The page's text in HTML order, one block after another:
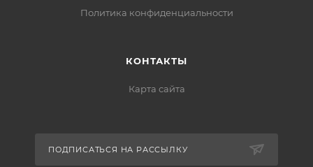
Политика конфиденциальности
КОНТАКТЫ
Карта сайта
ПОДПИСАТЬСЯ НА РАССЫЛКУ